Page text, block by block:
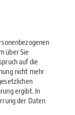
über Sie
auf die
nicht mehr
ergibt. In
der Daten